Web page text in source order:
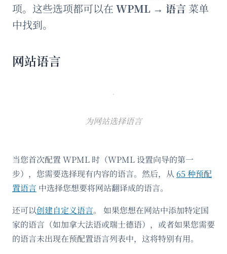
项。这些选项都可以在 WPML → 语言 菜单
中找到。
网站语言
为网站选择语言
当您首次配置 WPML 时（WPML 设置向导的第一
步），您需要选择现有内容的语言。然后，从 65 种预配
置语言 中选择您想要将网站翻译成的语言。
还可以创建自定义语言。 如果您想在网站中添加特定国
家的语言（如加拿大法语或瑞士德语），或者如果您需要
的语言未出现在预配置语言列表中，这将特别有用。